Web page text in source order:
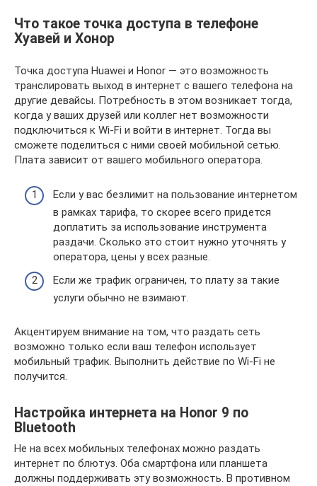
Что такое точка доступа в телефоне
Хуавей и Хонор
Точка доступа Huawei и Honor — это возможность
транслировать выход в интернет с вашего телефона на
другие девайсы. Потребность в этом возникает тогда,
когда у ваших друзей или коллег нет возможности
подключиться к Wi-Fi и войти в интернет. Тогда вы
сможете поделиться с ними своей мобильной сетью.
Плата зависит от вашего мобильного оператора.
Если у вас безлимит на пользование интернетом
в рамках тарифа, то скорее всего придется
доплатить за использование инструмента
раздачи. Сколько это стоит нужно уточнять у
оператора, цены у всех разные.
Если же трафик ограничен, то плату за такие
услуги обычно не взимают.
Акцентируем внимание на том, что раздать сеть
возможно только если ваш телефон использует
мобильный трафик. Выполнить действие по Wi-Fi не
получится.
Настройка интернета на Honor 9 по
Bluetooth
Не на всех мобильных телефонах можно раздать
интернет по блютуз. Оба смартфона или планшета
должны поддерживать эту возможность. В противном